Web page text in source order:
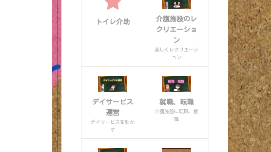
トイレ介助
介護施設のレ
クリエーショ
ン
楽しくレクリエーシ
ョン
デイサービス
運営
デイサービスを動か
す
就職、転職
介護施設に転職、就
職